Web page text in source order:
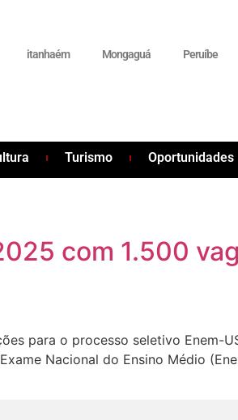
itanhaém Mongaguá Peruíbe
Turismo Oportunidades
com 1.500
para o processo seletivo Enem-
Nacional do Ensino Médio